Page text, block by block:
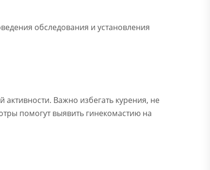
обследования и установления
Важно избегать курения, не
помогут выявить гинекомастию на